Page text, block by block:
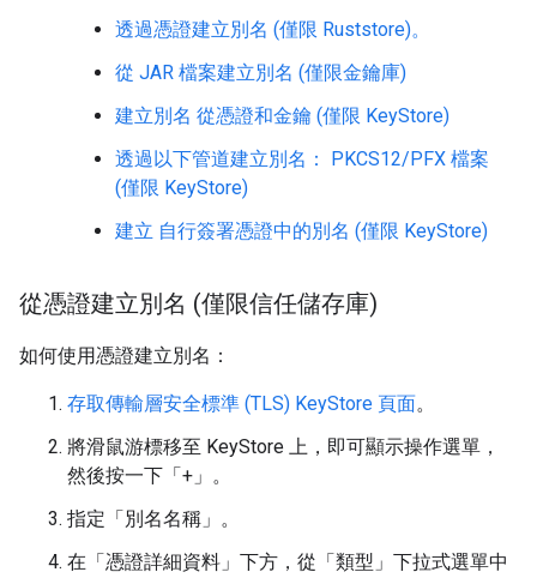
透過憑證建立別名 (僅限 Ruststore)。
從 JAR 檔案建立別名 (僅限金鑰庫)
建立別名 從憑證和金鑰 (僅限 KeyStore)
透過以下管道建立別名： PKCS12/PFX 檔案
(僅限 KeyStore)
建立 自行簽署憑證中的別名 (僅限 KeyStore)
從憑證建立別名 (僅限信任儲存庫)
如何使用憑證建立別名：
存取傳輸層安全標準 (TLS) KeyStore 頁面。
將滑鼠游標移至 KeyStore 上，即可顯示操作選單，
然後按一下「+」 。
指定「別名名稱」 。
在「憑證詳細資料」下方，從「類型」下拉式選單中